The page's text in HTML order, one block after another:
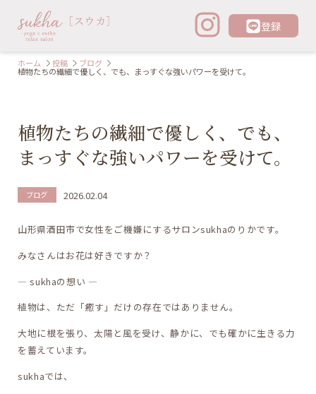
登録
ホーム 投稿 ブログ
植物たちの繊細で優しく、でも、まっすぐな強いパワーを受けて。
植物たちの繊細で優しく、でも、
まっすぐな強いパワーを受けて。
ブログ 2026.02.04
山形県酒田市で女性をご機嫌にするサロンsukhaのりかです。
みなさんはお花は好きですか？
― sukhaの想い ―
植物は、ただ「癒す」だけの存在ではありません。
大地に根を張り、太陽と風を受け、静かに、でも確かに生きる力
を蓄えています。
sukhaでは、